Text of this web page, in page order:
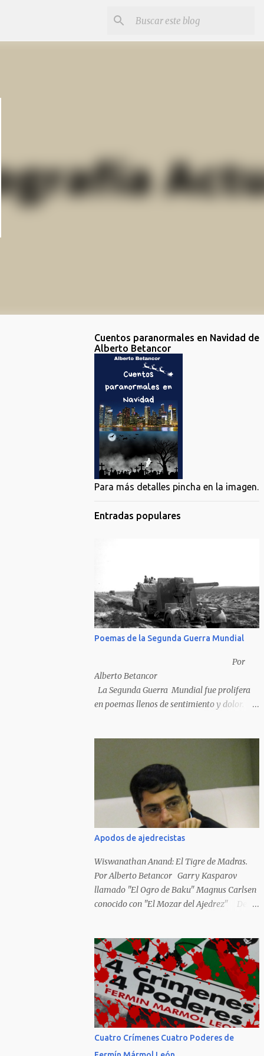
Cuentos paranormales en Navidad de
Alberto Betancor
Para más detalles pincha en la imagen.
Entradas populares
Poemas de la Segunda Guerra Mundial
Por
Alberto Betancor
La Segunda Guerra Mundial fue prolifera
en poemas llenos de sentimiento y dolor.
en muchos casos destruidos por las llamas
del fuego como sucedió con los generales y
poetas japoneses Masaharu Homma y
Hideky Tojo. Mejor suerte no corrieron los
poetas alemanes, italianos o los franceses
que acariciaron la causa nacional socialista,
sus nombres con sus escritos de...
Apodos de ajedrecistas
Wiswanathan Anand: El Tigre de Madras.
Por Alberto Betancor Garry Kasparov
llamado "El Ogro de Baku" Magnus Carlsen
conocido con "El Mozar del Ajedrez" Desde
colocar apodos, motes, alias,sobrenombres,
seudónimos, apelativos y remoquetes. El
juego ciencia no escapa de esto y hemos
tenido una serie de apodos para las estrellas
del ajedrez, en algunos casos muy
originales. Aquí les dejo una breve lista con
algunos de los nombres de los más
Cuatro Crímenes Cuatro Poderes de